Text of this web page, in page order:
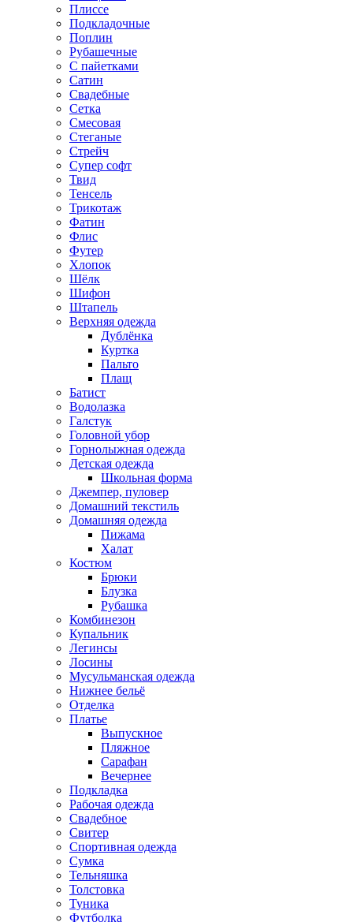
Плиссе
Подкладочные
Поплин
Рубашечные
С пайетками
Сатин
Свадебные
Сетка
Смесовая
Стеганые
Стрейч
Супер софт
Твид
Тенсель
Трикотаж
Фатин
Флис
Футер
Хлопок
Шёлк
Шифон
Штапель
Верхняя одежда
Дублёнка
Куртка
Пальто
Плащ
Батист
Водолазка
Галстук
Головной убор
Горнолыжная одежда
Детская одежда
Школьная форма
Джемпер, пуловер
Домашний текстиль
Домашняя одежда
Пижама
Халат
Костюм
Брюки
Блузка
Рубашка
Комбинезон
Купальник
Легинсы
Лосины
Мусульманская одежда
Нижнее бельё
Отделка
Платье
Выпускное
Пляжное
Сарафан
Вечернее
Подкладка
Рабочая одежда
Свадебное
Свитер
Спортивная одежда
Сумка
Тельняшка
Толстовка
Туника
Футболка